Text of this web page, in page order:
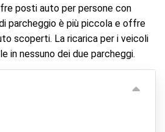
posti auto per persone con
parcheggio è più piccola e offre
scoperti. La ricarica per i veicoli
in nessuno dei due parcheggi.